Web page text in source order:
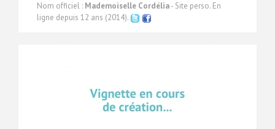
Nom officiel : Mademoiselle Cordélia- Site perso. En
ligne depuis 12 ans (2014).